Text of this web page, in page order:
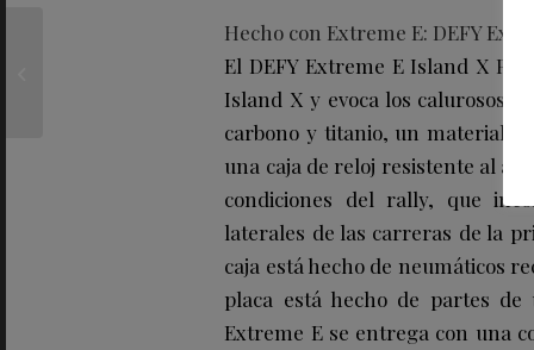
Hecho con Extreme E: DEFY
El DEFY Extreme E Island X
Island X y evoca los calurosos
carbono y titanio, un material
una caja de reloj resistente al
condiciones del rally, que
laterales de las carreras de la
caja está hecho de neumáticos
placa está hecho de partes
Extreme E se entrega con una